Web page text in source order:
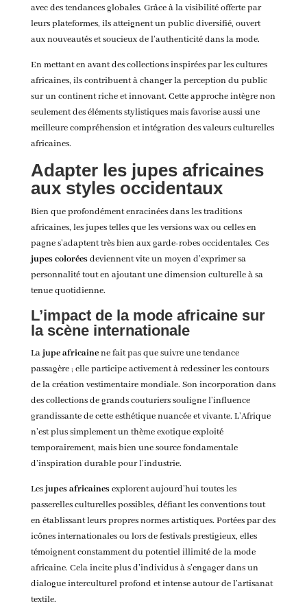
avec des tendances globales. Grâce à la visibilité offerte par
leurs plateformes, ils atteignent un public diversifié, ouvert
aux nouveautés et soucieux de l’authenticité dans la mode.
En mettant en avant des collections inspirées par les cultures
africaines, ils contribuent à changer la perception du public
sur un continent riche et innovant. Cette approche intègre non
seulement des éléments stylistiques mais favorise aussi une
meilleure compréhension et intégration des valeurs culturelles
africaines.
Adapter les jupes africaines
aux styles occidentaux
Bien que profondément enracinées dans les traditions
africaines, les jupes telles que les versions wax ou celles en
pagne s’adaptent très bien aux garde-robes occidentales. Ces
jupes coloréesdeviennent vite un moyen d’exprimer sa
personnalité tout en ajoutant une dimension culturelle à sa
tenue quotidienne.
L’impact de la mode africaine sur
la scène internationale
Lajupe africainene fait pas que suivre une tendance
passagère ; elle participe activement à redessiner les contours
de la création vestimentaire mondiale. Son incorporation dans
des collections de grands couturiers souligne l’influence
grandissante de cette esthétique nuancée et vivante. L’Afrique
n’est plus simplement un thème exotique exploité
temporairement, mais bien une source fondamentale
d’inspiration durable pour l’industrie.
Lesjupes africainesexplorent aujourd’hui toutes les
passerelles culturelles possibles, défiant les conventions tout
en établissant leurs propres normes artistiques. Portées par des
icônes internationales ou lors de festivals prestigieux, elles
témoignent constamment du potentiel illimité de la mode
africaine. Cela incite plus d’individus à s’engager dans un
dialogue interculturel profond et intense autour de l’artisanat
textile.